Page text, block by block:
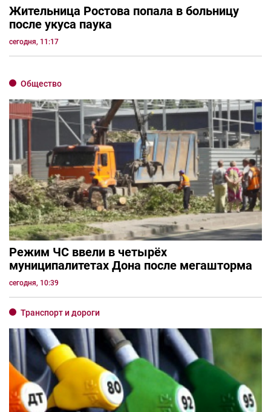
Жительница Ростова попала в больницу
после укуса паука
сегодня, 11:17
Общество
Режим ЧС ввели в четырёх
муниципалитетах Дона после мегашторма
сегодня, 10:39
Транспорт и дороги